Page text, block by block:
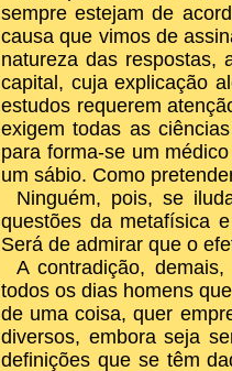
sempre estejam de
causa que vimos de
natureza das respostas,
capital, cuja explicação
estudos requerem
exigem todas as
para forma-se um
um sábio. Como
Ninguém, pois, se
questões da metafísica
Será de admirar que o
A contradição,
todos os dias homens
de uma coisa, quer
diversos, embora seja
definições que se têm